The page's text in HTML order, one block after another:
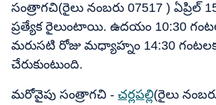
సంత్రాగచి(రైలు నంబరు 07517 ) ఏప్రిల్
ప్రత్యేక రైలుంటాయి. ఉదయం 10:30
మరుసటి రోజు మధ్యాహ్నం 14:30
చేరుకుంటుంది.
మరోవైపు సంత్రాగచి - చర్లపల్లి(రైలు